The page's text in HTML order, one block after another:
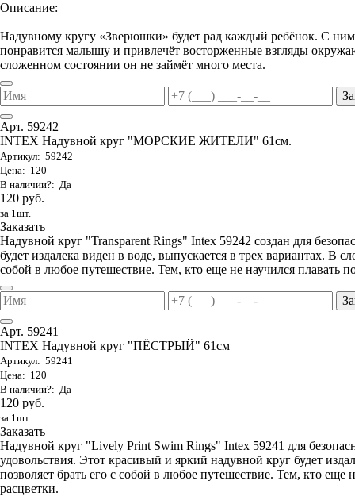
Описание:
Надувному кругу «Зверюшки» будет рад каждый ребёнок. С
понравится малышу и привлечёт восторженные взгляды
сложенном состоянии он не займёт много места.
Арт. 59242
INTEX Надувной круг "МОРСКИЕ ЖИТЕЛИ" 61см.
Артикул: 59242
Цена: 120
В наличии?: Да
120 руб.
за 1шт.
Заказать
Надувной круг "Transparent Rings" Intex 59242 создан для
будет издалека виден в воде, выпускается в трех вариантах. В
собой в любое путешествие. Тем, кто еще не научился плавать
Арт. 59241
INTEX Надувной круг "ПЁСТРЫЙ" 61см
Артикул: 59241
Цена: 120
В наличии?: Да
120 руб.
за 1шт.
Заказать
Надувной круг "Lively Print Swim Rings" Intex 59241 для
удовольствия. Этот красивый и яркий надувной круг будет
позволяет брать его с собой в любое путешествие. Тем, кто
расцветки.